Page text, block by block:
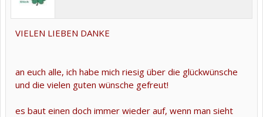
VIELEN LIEBEN DANKE
an euch alle, ich habe mich riesig über die glückwünsche
und die vielen guten wünsche gefreut!
es baut einen doch immer wieder auf, wenn man sieht